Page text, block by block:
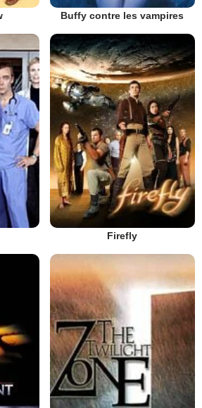
Buffy contre les vampires
Firefly